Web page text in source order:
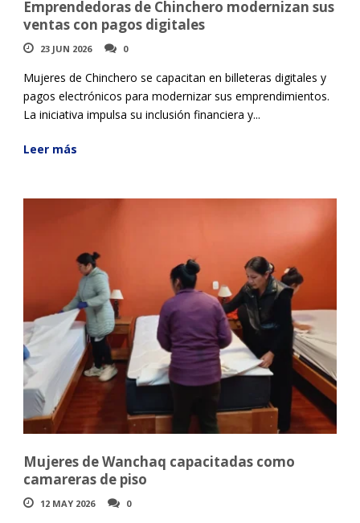
Emprendedoras de Chinchero modernizan sus
ventas con pagos digitales
23 JUN 2026 0
Mujeres de Chinchero se capacitan en billeteras digitales y
pagos electrónicos para modernizar sus emprendimientos.
La iniciativa impulsa su inclusión financiera y...
Leer más
Mujeres de Wanchaq capacitadas como
camareras de piso
12 MAY 2026 0